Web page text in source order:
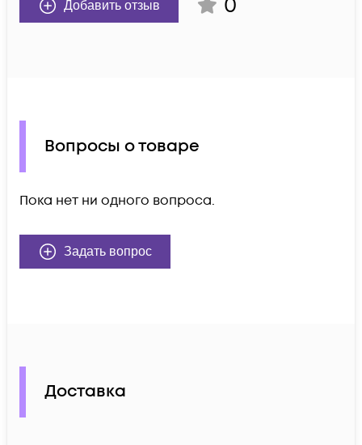
Добавить отзыв
Вопросы о товаре
Пока нет ни одного вопроса.
Задать вопрос
Доставка